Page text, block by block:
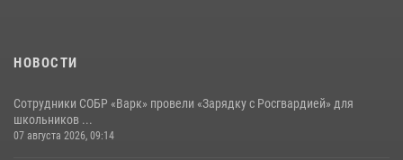
НОВОСТИ
Сотрудники СОБР «Варк» провели «Зарядку с Росгвардией» для
школьников ...
07 августа 2026, 09:14